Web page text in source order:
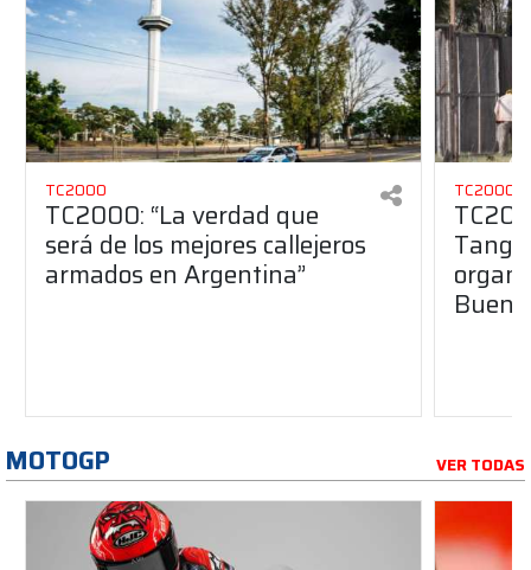
TC2000
TC2000: “La verdad que
será de los mejores callejeros
armados en Argentina”
TC2000
MOTOGP VER TODAS